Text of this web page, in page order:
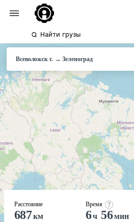
Найти грузы
Всеволожск г.→Зеленоград
Расстояние
687км
Время
6ч 56мин